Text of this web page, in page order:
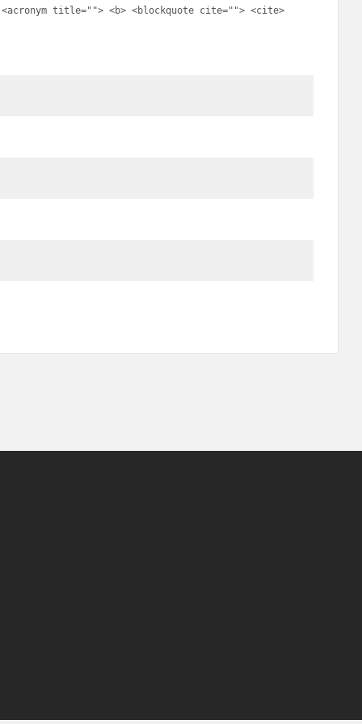
title=""> <b> <blockquote cite=""> <cite>